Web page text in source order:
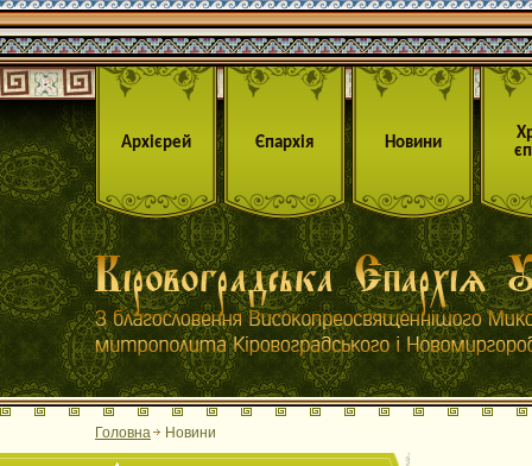
Архієрей Єпархія Новини
Головна Новини